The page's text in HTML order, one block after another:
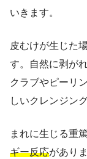
いきます。
皮むけが生じた場
す。自然に剥が
クラブやピーリ
しいクレンジン
まれに生じる重
ギー反応がありま